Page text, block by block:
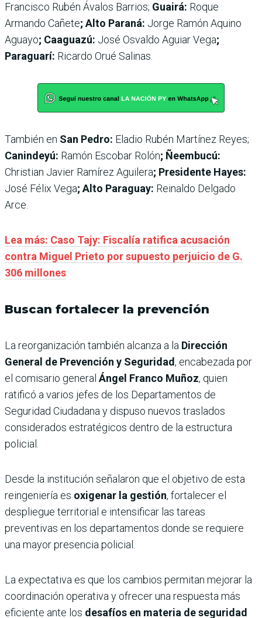
Francisco Rubén Ávalos Barrios; Guairá: Roque
Armando Cañete; Alto Paraná: Jorge Ramón Aquino
Aguayo; Caaguazú: José Osvaldo Aguiar Vega;
Paraguarí: Ricardo Orué Salinas.
También en San Pedro: Eladio Rubén Martínez Reyes;
Canindeyú: Ramón Escobar Rolón; Ñeembucú:
Christian Javier Ramírez Aguilera; Presidente Hayes:
José Félix Vega; Alto Paraguay: Reinaldo Delgado
Arce.
Lea más: Caso Tajy: Fiscalía ratifica acusación
contra Miguel Prieto por supuesto perjuicio de G.
306 millones
Buscan fortalecer la prevención
La reorganización también alcanza a la Dirección
General de Prevención y Seguridad, encabezada por
el comisario general Ángel Franco Muñoz, quien
ratificó a varios jefes de los Departamentos de
Seguridad Ciudadana y dispuso nuevos traslados
considerados estratégicos dentro de la estructura
policial.
Desde la institución señalaron que el objetivo de esta
reingeniería es oxigenar la gestión, fortalecer el
despliegue territorial e intensificar las tareas
preventivas en los departamentos donde se requiere
una mayor presencia policial.
La expectativa es que los cambios permitan mejorar la
coordinación operativa y ofrecer una respuesta más
eficiente ante los desafíos en materia de seguridad